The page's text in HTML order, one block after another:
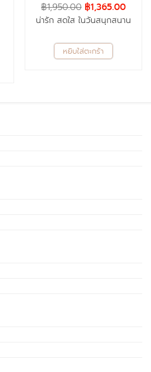
฿1,950.00 ฿1,365.00
น่ารัก สดใส ในวันสนุกสนาน
หยิบใส่ตะกร้า